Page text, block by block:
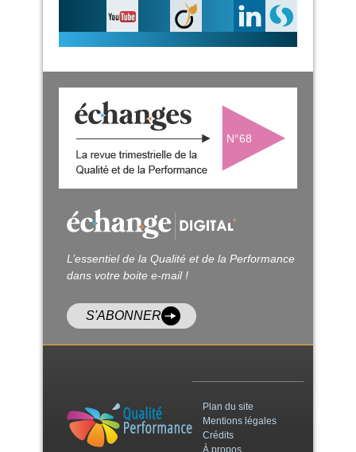
N°68
L’essentiel de la Qualité et de la Performance
dans votre boite e-mail !
S'ABONNER
Plan du site
Mentions légales
Crédits
À propos